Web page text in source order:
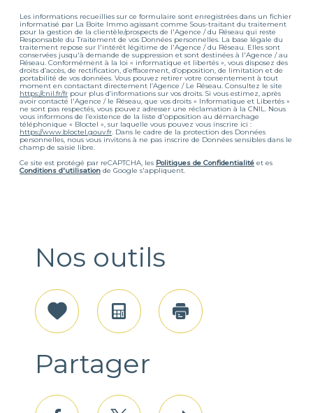
Les informations recueillies sur ce formulaire sont enregistrées dans un fichier
informatisé par La Boite Immo agissant comme Sous-traitant du traitement
pour la gestion de la clientèle/prospects de l'Agence / du Réseau qui reste
Responsable du Traitement de vos Données personnelles. La base légale du
traitement repose sur l'intérêt légitime de l'Agence / du Réseau. Elles sont
conservées jusqu'à demande de suppression et sont destinées à l'Agence / au
Réseau. Conformément à la loi « informatique et libertés », vous disposez des
droits d’accès, de rectification, d’effacement, d’opposition, de limitation et de
portabilité de vos données. Vous pouvez retirer votre consentement à tout
moment en contactant directement l’Agence / Le Réseau. Consultez le site
https://cnil.fr/fr pour plus d’informations sur vos droits. Si vous estimez, après
avoir contacté l'Agence / le Réseau, que vos droits « Informatique et Libertés »
ne sont pas respectés, vous pouvez adresser une réclamation à la CNIL. Nous
vous informons de l’existence de la liste d'opposition au démarchage
téléphonique « Bloctel », sur laquelle vous pouvez vous inscrire ici :
https://www.bloctel.gouv.fr . Dans le cadre de la protection des Données
personnelles, nous vous invitons à ne pas inscrire de Données sensibles dans le
champ de saisie libre.
Ce site est protégé par reCAPTCHA, les Politiques de Confidentialité et es
Conditions d'utilisation de Google s'appliquent.
Nos outils
SélectionnerCalculatriceImprimer
Partager